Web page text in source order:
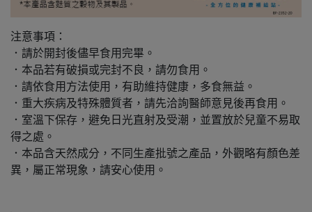
注意事項：
．請於開封後儘早食用完畢。
．本品若有破損或完封不良，請勿食用。
．請依食用方法使用，有助維持健康，多食無益。
．重大疾病及特殊體質者，請先洽詢醫師意見後再食用。
．室溫下保存，避免日光直射及受潮，並置放於兒童不易取
得之處。
．本品含天然成分，不同生產批號之產品，外觀略有顏色差
異，屬正常現象，請安心使用。